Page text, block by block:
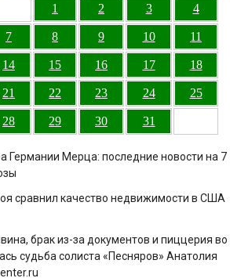
1
2 3 4
7 8 9 10 11
14 15 16 17 18
21 22 23 24 25
28 29 30 31
Германии Мерца: последние новости на 7
сравнил качество недвижимости в США
брак из-за документов и пиццерия во
судьба солиста «Песняров» Анатолия